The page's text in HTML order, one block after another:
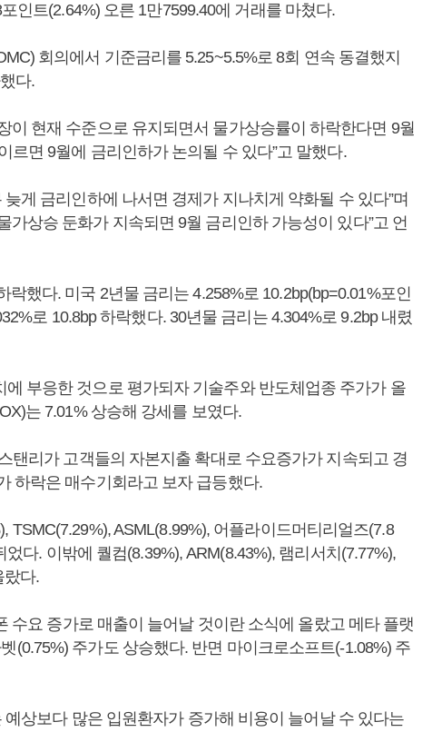
인트(2.64%) 오른 1만7599.40에 거래를 마쳤다.
회의에서 기준금리를 5.25~5.5%로 8회 연속 동결했지
다.
이 현재 수준으로 유지되면서 물가상승률이 하락한다면 9월
르면 9월에 금리인하가 논의될 수 있다”고 말했다.
게 금리인하에 나서면 경제가 지나치게 약화될 수 있다”며
가상승 둔화가 지속되면 9월 금리인하 가능성이 있다”고 언
락했다. 미국 2년물 금리는 4.258%로 10.2bp(bp=0.01%포인
로 10.8bp 하락했다. 30년물 금리는 4.304%로 9.2bp 내렸
부응한 것으로 평가되자 기술주와 반도체업종 주가가 올
는 7.01% 상승해 강세를 보였다.
탠리가 고객들의 자본지출 확대로 수요증가가 지속되고 경
하락은 매수기회라고 보자 급등했다.
TSMC(7.29%), ASML(8.99%), 어플라이드머티리얼즈(7.8
다. 이밖에 퀄컴(8.39%), ARM(8.43%), 램리서치(7.77%),
랐다.
수요 증가로 매출이 늘어날 것이란 소식에 올랐고 메타 플랫
(0.75%) 주가도 상승했다. 반면 마이크로소프트(-1.08%) 주
예상보다 많은 입원환자가 증가해 비용이 늘어날 수 있다는